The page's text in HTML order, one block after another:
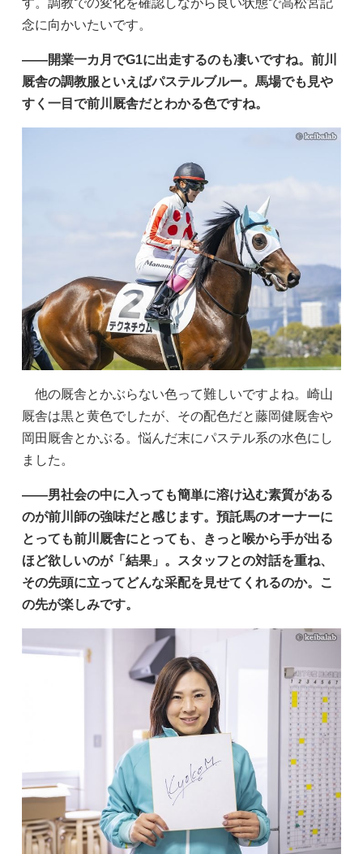
念に向かいたいです。
——開業一カ月でG1に出走するのも凄いですね。前川
厩舎の調教服といえばパステルブルー。馬場でも見や
すく一目で前川厩舎だとわかる色ですね。
他の厩舎とかぶらない色って難しいですよね。崎山
厩舎は黒と黄色でしたが、その配色だと藤岡健厩舎や
岡田厩舎とかぶる。悩んだ末にパステル系の水色にし
ました。
——男社会の中に入っても簡単に溶け込む素質がある
のが前川師の強味だと感じます。預託馬のオーナーに
とっても前川厩舎にとっても、きっと喉から手が出る
ほど欲しいのが「結果」。スタッフとの対話を重ね、
その先頭に立ってどんな采配を見せてくれるのか。こ
の先が楽しみです。